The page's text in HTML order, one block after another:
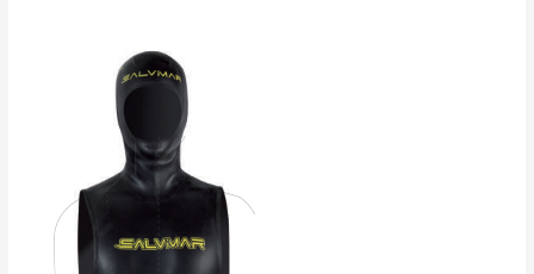
Les
options
peuvent
être